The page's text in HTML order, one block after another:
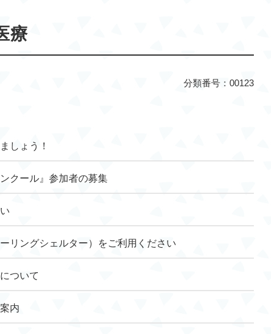
療
分類番号：00123
しょう！
クール』参加者の募集
リングシェルター）をご利用ください
ついて
内